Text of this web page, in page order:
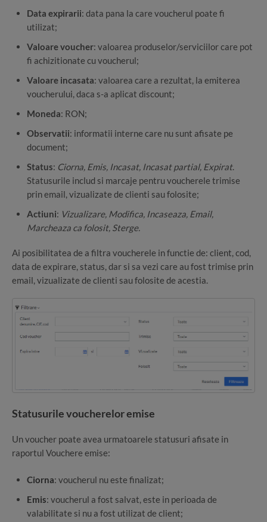
Data expirarii: data pana la care voucherul poate fi
utilizat;
Valoare voucher: valoarea produselor/serviciilor care pot
fi achizitionate cu voucherul;
Valoare incasata: valoarea care a rezultat, la emiterea
voucherului, daca s-a aplicat discount;
Moneda: RON;
Observatii: informatii interne care nu sunt afisate pe
document;
Status: Ciorna, Emis, Incasat, Incasat partial, Expirat.
Statusurile includ si marcaje pentru voucherele trimise
prin email, vizualizate de clienti sau folosite;
Actiuni: Vizualizare, Modifica, Incaseaza, Email,
Marcheaza ca folosit, Sterge.
Ai posibilitatea de a filtra voucherele in functie de: client, cod,
data de expirare, status, dar si sa vezi care au fost trimise prin
email, vizualizate de clienti sau folosite de acestia.
Statusurile voucherelor emise
Un voucher poate avea urmatoarele statusuri afisate in
raportul Vouchere emise:
Ciorna: voucherul nu este finalizat;
Emis: voucherul a fost salvat, este in perioada de
valabilitate si nu a fost utilizat de client;